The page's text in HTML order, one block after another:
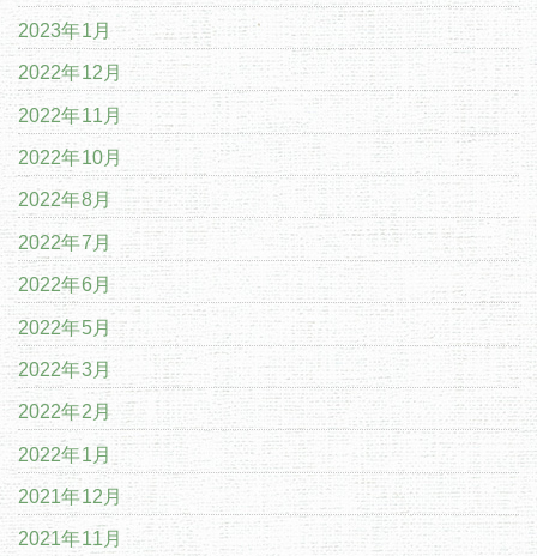
2023年1月
2022年12月
2022年11月
2022年10月
2022年8月
2022年7月
2022年6月
2022年5月
2022年3月
2022年2月
2022年1月
2021年12月
2021年11月